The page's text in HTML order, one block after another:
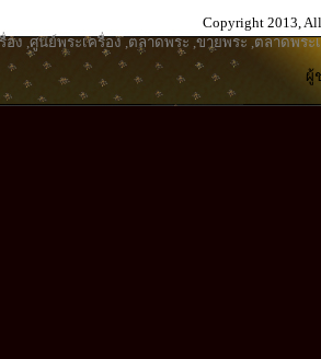
Copyright 2013,
อง ,ศูนย์พระเครื่อง,ตลาดพระ ,ขายพระ ,ตลาดพระ
ผู้